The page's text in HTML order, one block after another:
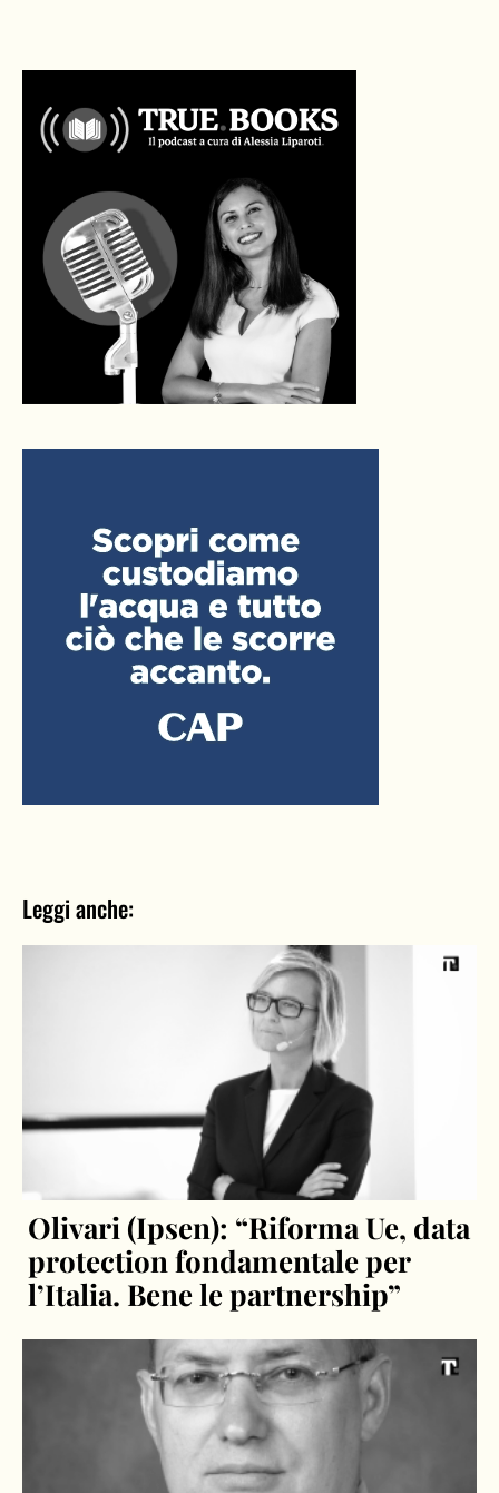
Leggi anche:
Olivari (Ipsen): “Riforma Ue, data
protection fondamentale per
l’Italia. Bene le partnership”